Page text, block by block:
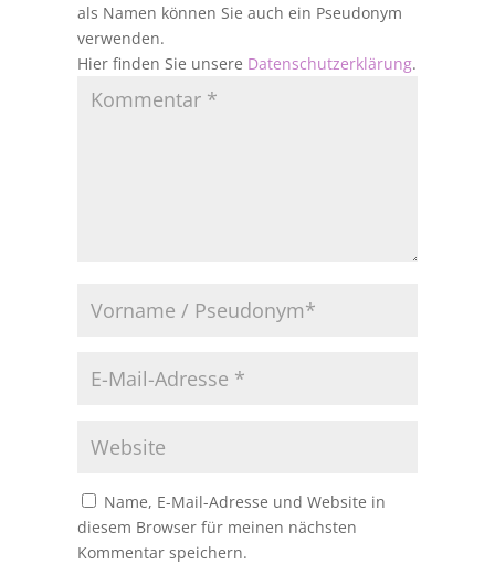
als Namen können Sie auch ein Pseudonym
verwenden.
Hier finden Sie unsere Datenschutzerklärung.
Name, E-Mail-Adresse und Website in
diesem Browser für meinen nächsten
Kommentar speichern.